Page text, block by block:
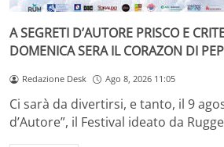
A SEGRETI D’AUTORE PRISCO E
DOMENICA SERA IL CORAZON DI
Redazione Desk Ago 8, 2026 11:05
Ci sarà da divertirsi, e tanto, il 9
d’Autore”, il Festival ideato da